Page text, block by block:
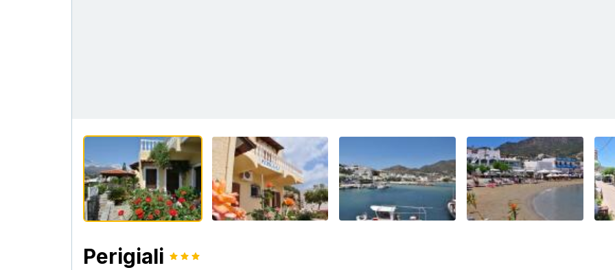
Perigiali